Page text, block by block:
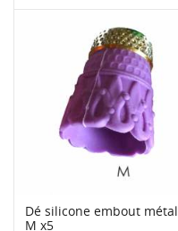
Dé silicone embout métal
M x5